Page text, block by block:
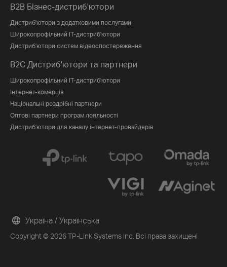
B2B Бізнес-дистриб'ютори
Дистриб'ютори з додатковими послугами
Широкопрофільний IT-дистриб'ютори
Дистриб'ютори систем відеоспостереження
B2C Дистриб'ютори та партнери
Широкопрофільний IT-дистриб'ютори
Інтернет-комерція
Національні роздрібні партнери
Оптові партнери програм лояльності
Дистриб'ютори для каналу інтернет-провайдерів
Copyright © 2026 TP-Link Systems Inc. Всі права захищені
Україна / Українська